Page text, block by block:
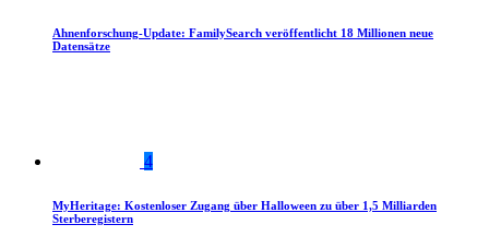
Ahnenforschung-Update: FamilySearch veröffentlicht 18 Millionen neue
Datensätze
4
MyHeritage: Kostenloser Zugang über Halloween zu über 1,5 Milliarden
Sterberegistern